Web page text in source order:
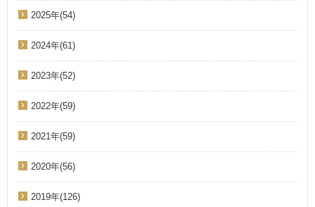
2025年(54)
2024年(61)
2023年(52)
2022年(59)
2021年(59)
2020年(56)
2019年(126)